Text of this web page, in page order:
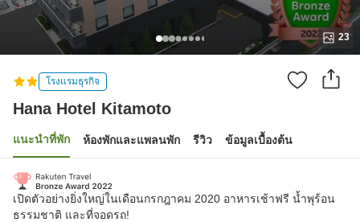
23
โรงแรมธุรกิจ
Hana Hotel Kitamoto
แนะนำที่พัก ห้องพักและแพลนพัก รีวิว ข้อมูลเบื้องต้น
เปิดตัวอย่างยิ่งใหญ่ในเดือนกรกฎาคม 2020 อาหารเช้าฟรี น้ำพุร้อน
ธรรมชาติ และที่จอดรถ!